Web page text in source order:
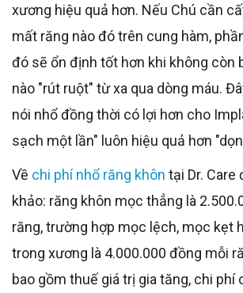
xương hiệu quả hơn. Nếu Chú cần
mất răng nào đó trên cung hàm,
đó sẽ ổn định tốt hơn khi không còn
nào "rút ruột" từ xa qua dòng máu.
nói nhổ đồng thời có lợi hơn cho
sạch một lần" luôn hiệu quả hơn
Về chi phí nhổ răng khôn tại Dr. Care
khảo: răng khôn mọc thẳng là
răng, trường hợp mọc lệch, mọc kẹt
trong xương là 4.000.000 đồng mỗi
bao gồm thuế giá trị gia tăng, chi phí